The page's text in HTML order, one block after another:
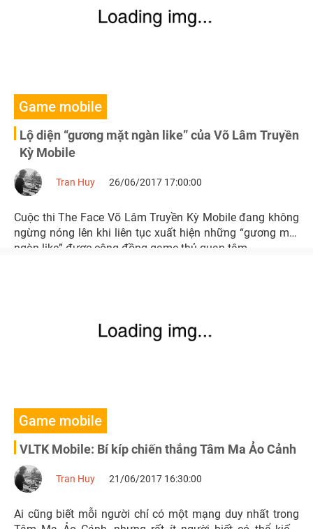
Game mobile
Lộ diện “gương mặt ngàn like” của Võ Lâm Truyền
Kỳ Mobile
Tran Huy 26/06/2017 17:00:00
Cuộc thi The Face Võ Lâm Truyền Kỳ Mobile đang không
ngừng nóng lên khi liên tục xuất hiện những “gương mặt
ngàn like” được cộng đồng game thủ quan tâm.
Game mobile
VLTK Mobile: Bí kíp chiến thắng Tâm Ma Ảo Cảnh
Tran Huy 21/06/2017 16:30:00
Ai cũng biết mỗi người chỉ có một mạng duy nhất trong